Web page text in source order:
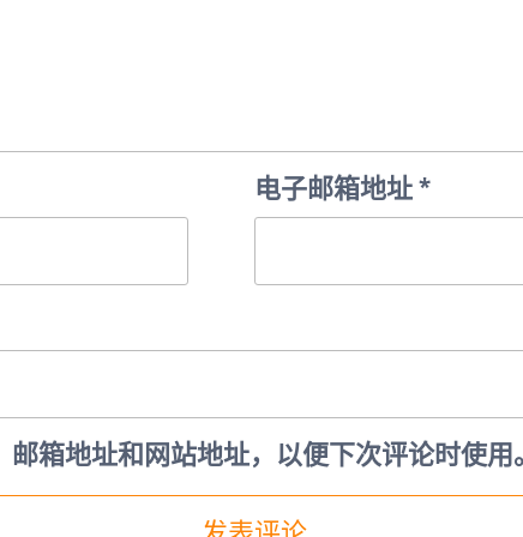
电子邮箱地址*
箱地址和网站地址，以便下次评论时使用